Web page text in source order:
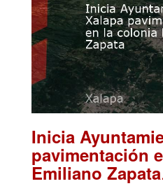
Inicia
pavimentación
Emiliano Zapata